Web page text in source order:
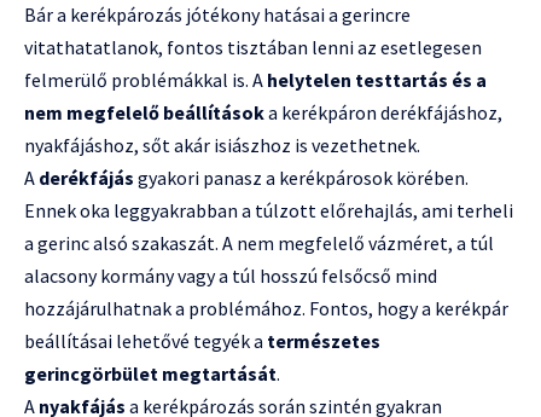
Bár a kerékpározás jótékony hatásai a gerincre
vitathatatlanok, fontos tisztában lenni az esetlegesen
felmerülő problémákkal is. A helytelen testtartás és a
nem megfelelő beállításoka kerékpáron derékfájáshoz,
nyakfájáshoz, sőt akár isiászhoz is vezethetnek.
A derékfájás gyakori panasz a kerékpárosok körében.
Ennek oka leggyakrabban a túlzott előrehajlás, ami terheli
a gerinc alsó szakaszát. A nem megfelelő vázméret, a túl
alacsony kormány vagy a túl hosszú felsőcső mind
hozzájárulhatnak a problémához. Fontos, hogy a kerékpár
beállításai lehetővé tegyék a természetes
gerincgörbület megtartását.
A nyakfájás a kerékpározás során szintén gyakran